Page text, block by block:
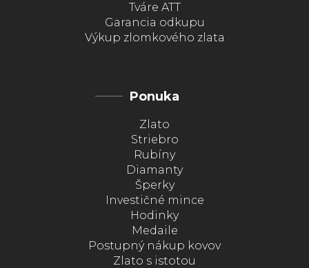
Tváre ATT
Garancia odkupu
Výkup zlomkového zlata
Ponuka
Zlato
Striebro
Rubíny
Diamanty
Šperky
Investičné mince
Hodinky
Medaile
Postupný nákup kovov
Zlato s istotou